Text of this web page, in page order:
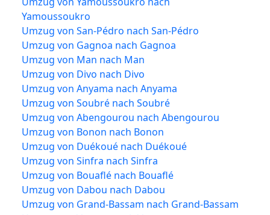
Yamoussoukro
Umzug von San-Pédro nach San-Pédro
Umzug von Gagnoa nach Gagnoa
Umzug von Man nach Man
Umzug von Divo nach Divo
Umzug von Anyama nach Anyama
Umzug von Soubré nach Soubré
Umzug von Abengourou nach Abengourou
Umzug von Bonon nach Bonon
Umzug von Duékoué nach Duékoué
Umzug von Sinfra nach Sinfra
Umzug von Bouaflé nach Bouaflé
Umzug von Dabou nach Dabou
Umzug von Grand-Bassam nach Grand-Bassam